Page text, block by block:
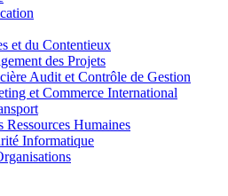
et du Contentieux
des Projets
Audit et Contrôle de Gestion
et Commerce International
Ressources Humaines
Informatique